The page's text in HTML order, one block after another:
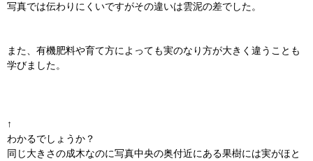
写真では伝わりにくいですがその違いは雲泥の差でした。
また、有機肥料や育て方によっても実のなり方が大きく違うことも
学びました。
↑
わかるでしょうか？
同じ大きさの成木なのに写真中央の奥付近にある果樹には実がほと